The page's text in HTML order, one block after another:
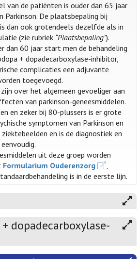
van de patiënten is ouder dan 65 jaar
Parkinson. De plaatsbepaling bij
dan ook grotendeels dezelfde als in
(zie rubriek “Plaatsbepaling”).
dan 60 jaar start men de behandeling
+ dopadecarboxylase-inhibitor,
complicaties een adjuvante
toegevoegd.
over het algemeen gevoeliger aan
van parkinson-geneesmiddelen.
en zeker bij 80-plussers is er grote
symptomen van Parkinson en
ziektebeelden en is de diagnostiek en
uit deze groep worden
Formularium Ouderenzorg
,
is in de eerste lijn.
dopadecarboxylase-